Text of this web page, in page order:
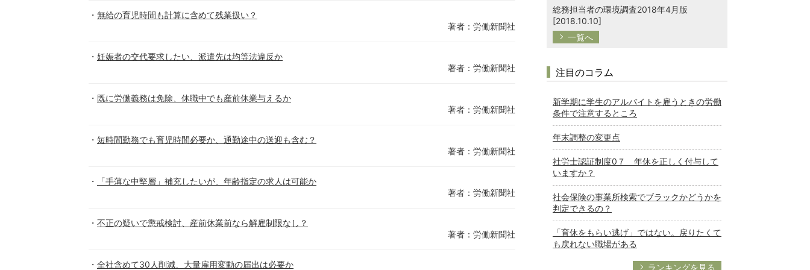
無給の育児時間も計算に含めて残業扱い？
著者：労働新聞社
妊娠者の交代要求したい、派遣先は均等法違反か
著者：労働新聞社
既に労働義務は免除、休職中でも産前休業与えるか
著者：労働新聞社
短時間勤務でも育児時間必要か、通勤途中の送迎も含む？
著者：労働新聞社
「手薄な中堅層」補充したいが、年齢指定の求人は可能か
著者：労働新聞社
不正の疑いで懲戒検討、産前休業前なら解雇制限なし？
著者：労働新聞社
全社含めて30人削減、大量雇用変動の届出は必要か
総務担当者の環境調査2018年4月版
[2018.10.10]
一覧へ
注目のコラム
新学期に学生のアルバイトを雇うときの労働
条件で注意するところ
年末調整の変更点
社労士認証制度0７ 年休を正しく付与して
いますか？
社会保険の事業所検索でブラックかどうかを
判定できるの？
「育休をもらい逃げ」ではない。戻りたくて
も戻れない職場がある
ランキングを見る